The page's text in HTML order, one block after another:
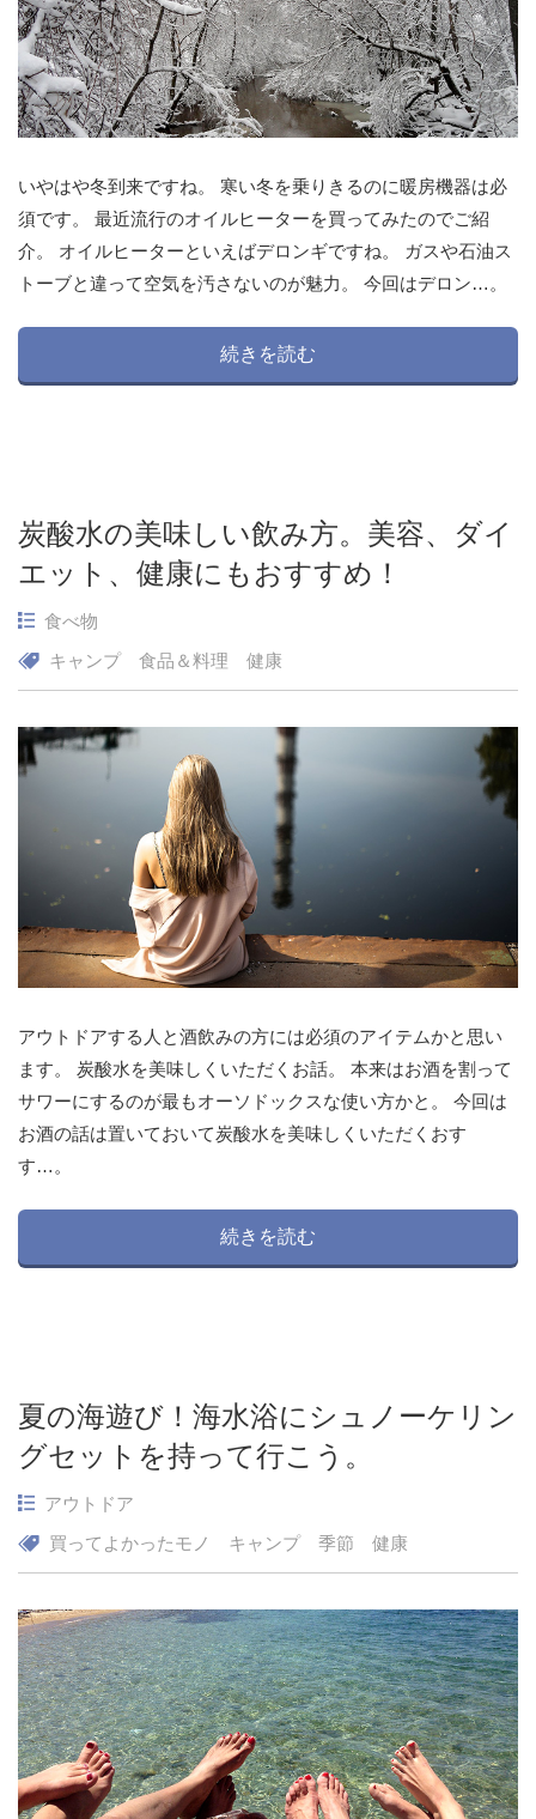
いやはや冬到来ですね。 寒い冬を乗りきるのに暖房機器は必
須です。 最近流行のオイルヒーターを買ってみたのでご紹
介。 オイルヒーターといえばデロンギですね。 ガスや石油ス
トーブと違って空気を汚さないのが魅力。 今回はデロン…。
続きを読む
炭酸水の美味しい飲み方。美容、ダイ
エット、健康にもおすすめ！
食べ物
キャンプ
食品＆料理 健康
アウトドアする人と酒飲みの方には必須のアイテムかと思い
ます。 炭酸水を美味しくいただくお話。 本来はお酒を割って
サワーにするのが最もオーソドックスな使い方かと。 今回は
お酒の話は置いておいて炭酸水を美味しくいただくおす
す…。
続きを読む
夏の海遊び！海水浴にシュノーケリン
グセットを持って行こう。
アウトドア
買ってよかったモノ
キャンプ 季節 健康